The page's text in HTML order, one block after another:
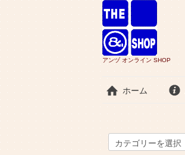
アンヅ オンライン SHOP
ホーム